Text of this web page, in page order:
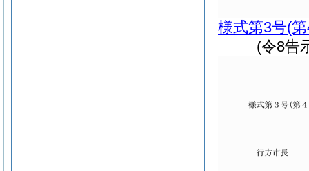
様式第3号(
(令8告